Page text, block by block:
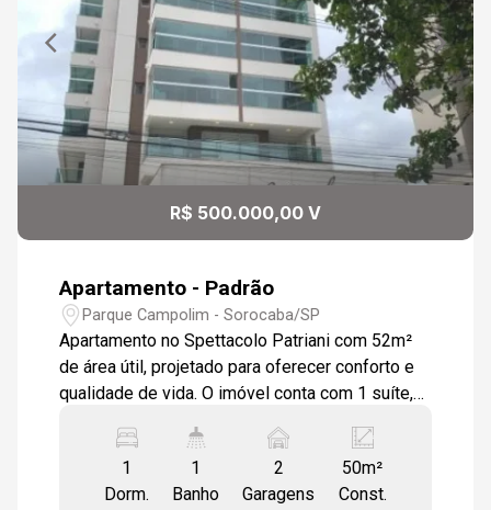
R$ 500.000,00 V
Apartamento - Padrão
Parque Campolim - Sorocaba/SP
Apartamento no Spettacolo Patriani com 52m²
de área útil, projetado para oferecer conforto e
qualidade de vida. O imóvel conta com 1 suíte,
área de serviço, sacada com envidraçamento e
2 vagas cobertas na garagem e depósito ,
proporcionando praticidade e funcionalidade no
1
Dorm.
1
Banho
2
Garagens
50m²
Const.